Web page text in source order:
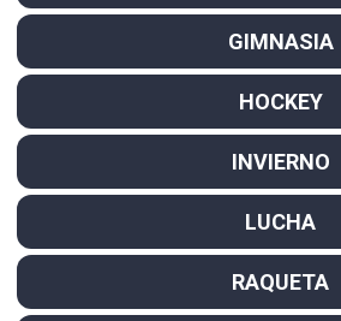
GIMNASIA
HOCKEY
INVIERNO
LUCHA
RAQUETA